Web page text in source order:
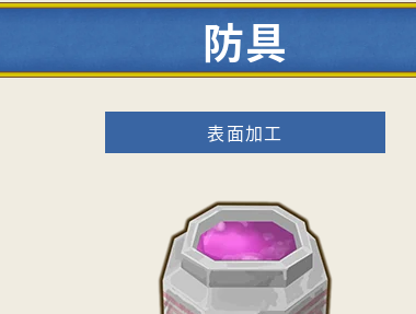
防具
表面加工